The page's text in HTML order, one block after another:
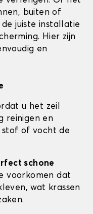
buiten of
juiste installatie
Hier zijn
en
u het zeil
reinigen en
of vocht de
schone
voorkomen dat
wat krassen